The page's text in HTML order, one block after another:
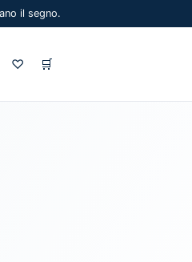
il segno.
♡ 🛒